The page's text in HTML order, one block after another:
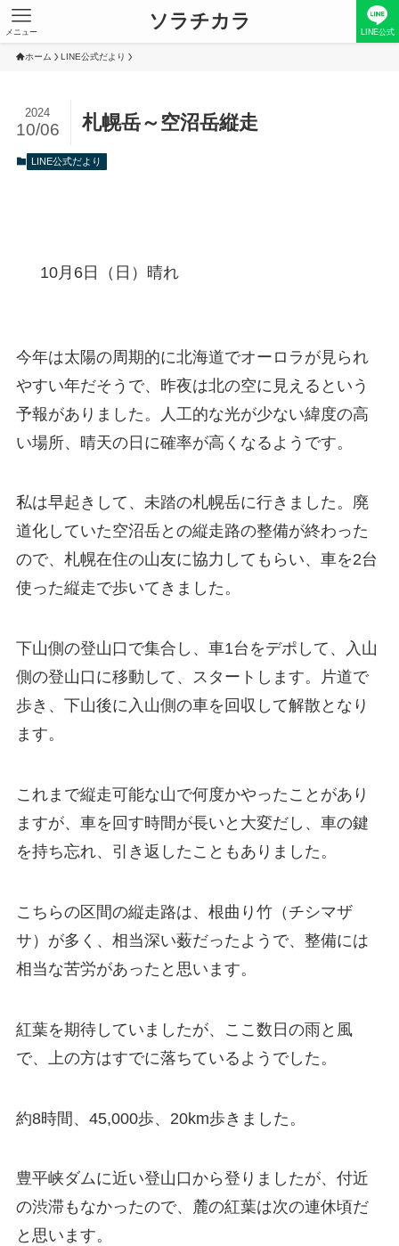
ソラチカラ LINE公式
メニュー
ホーム LINE公式だより
札幌岳～空沼岳縦走
2024
10/06
LINE公式だより
10月6日（日）晴れ
今年は太陽の周期的に北海道でオーロラが見られ
やすい年だそうで、昨夜は北の空に見えるという
予報がありました。人工的な光が少ない緯度の高
い場所、晴天の日に確率が高くなるようです。
私は早起きして、未踏の札幌岳に行きました。廃
道化していた空沼岳との縦走路の整備が終わった
ので、札幌在住の山友に協力してもらい、車を2台
使った縦走で歩いてきました。
下山側の登山口で集合し、車1台をデポして、入山
側の登山口に移動して、スタートします。片道で
歩き、下山後に入山側の車を回収して解散となり
ます。
これまで縦走可能な山で何度かやったことがあり
ますが、車を回す時間が長いと大変だし、車の鍵
を持ち忘れ、引き返したこともありました。
こちらの区間の縦走路は、根曲り竹（チシマザ
サ）が多く、相当深い薮だったようで、整備には
相当な苦労があったと思います。
紅葉を期待していましたが、ここ数日の雨と風
で、上の方はすでに落ちているようでした。
約8時間、45,000歩、20km歩きました。
豊平峡ダムに近い登山口から登りましたが、付近
の渋滞もなかったので、麓の紅葉は次の連休頃だ
と思います。